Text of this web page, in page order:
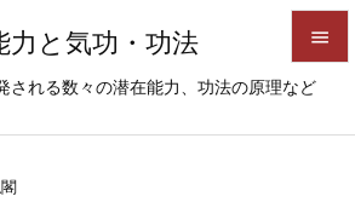
力と気功・功法
される数々の潜在能力、功法の原理など

